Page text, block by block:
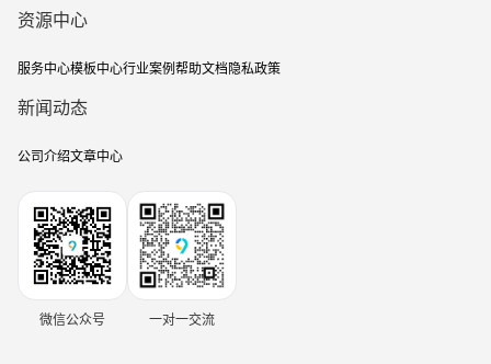
资源中心
服务中心模板中心行业案例帮助文档隐私政策
新闻动态
公司介绍文章中心
微信公众号 一对一交流